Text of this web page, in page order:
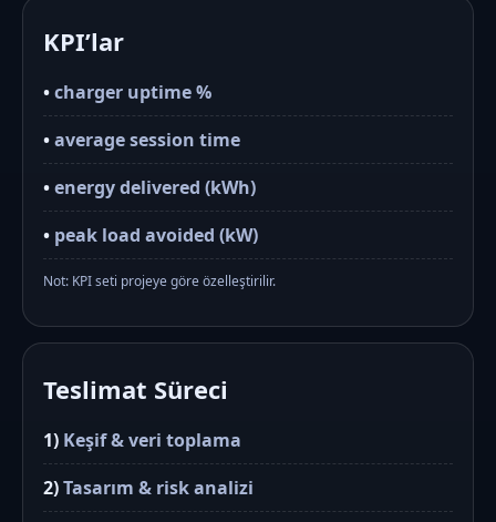
KPI’lar
•charger uptime %
•average session time
•energy delivered (kWh)
• peak load avoided (kW)
Not: KPI seti projeye göre özelleştirilir.
Teslimat Süreci
1) Keşif & veri toplama
2)Tasarım & risk analizi